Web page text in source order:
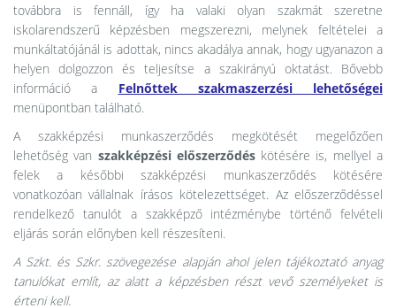
továbbra is fennáll, így ha valaki olyan szakmát szeretne
iskolarendszerű képzésben megszerezni, melynek feltételei a
munkáltatójánál is adottak, nincs akadálya annak, hogy ugyanazon a
helyen dolgozzon és teljesítse a szakirányú oktatást. Bővebb
információ a Felnőttek szakmaszerzési lehetőségei
menüpontban található.
A szakképzési munkaszerződés megkötését megelőzően
lehetőség van szakképzési előszerződéskötésére is, mellyel a
felek a későbbi szakképzési munkaszerződés kötésére
vonatkozóan vállalnak írásos kötelezettséget. Az előszerződéssel
rendelkező tanulót a szakképző intézménybe történő felvételi
eljárás során előnyben kell részesíteni.
A Szkt. és Szkr. szövegezése alapján ahol jelen tájékoztató anyag
tanulókat említ, az alatt a képzésben részt vevő személyeket is
érteni kell.